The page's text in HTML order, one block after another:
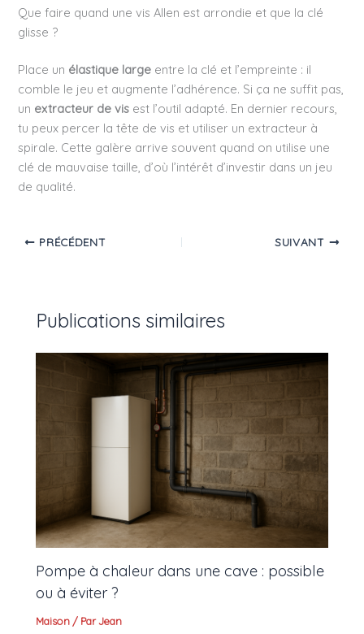
Que faire quand une vis Allen est arrondie et que la clé
glisse ?
Place un élastique large entre la clé et l’empreinte : il
comble le jeu et augmente l’adhérence. Si ça ne suffit pas,
un extracteur de vis est l’outil adapté. En dernier recours,
tu peux percer la tête de vis et utiliser un extracteur à
spirale. Cette galère arrive souvent quand on utilise une
clé de mauvaise taille, d’où l’intérêt d’investir dans un jeu
de qualité.
PRÉCÉDENT SUIVANT
Publications similaires
Pompe à chaleur dans une cave : possible
ou à éviter ?
Maison / ParJean